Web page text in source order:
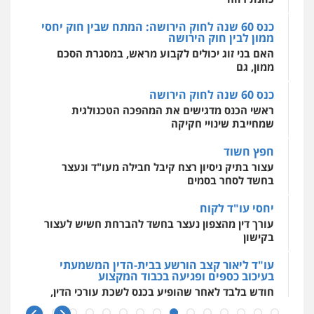
אסירים
לעורכי דין
0544500346
כנס 60 שנה לחוק הירושה: המתח שבין חוק יחסי
ממון לבין חוק הירושה
האם בני זוג יכולים לקבוע מראש, במסגרת הסכם
ממון, גם
כנס 60 שנה לחוק הירושה
ראשי הכנס מדגישים את המהפכה הטכנולגית
שמחייבת שינויי חקיקה
חפץ חשוד
עצור בתיק ניסיון רצח קיבל חבילה מעו"ד ונעצר
בחשד לסחר בסמים
יחסי עו"ד לקוח
עורך דין מהצפון נעצר בחשד להברחת חשיש לעצור
בקישון
עו"ד ליאור קצב הורשע בבית-הדין המשמעתי
בעיכוב כספים ופגיעה בכבוד המקצוע
חודש בלבד לאחר שהופיע בכנס לשכת עורכי הדין,
קצב הורשע